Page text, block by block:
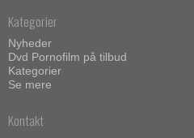
Kategorier
Nyheder
Dvd Pornofilm på tilbud
Kategorier
Se mere
Kontakt